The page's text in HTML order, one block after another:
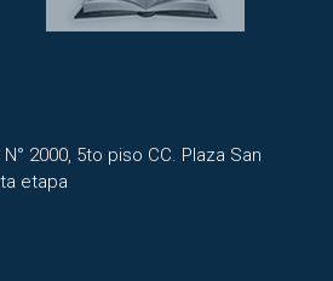
2000, 5to piso CC. Plaza San
etapa